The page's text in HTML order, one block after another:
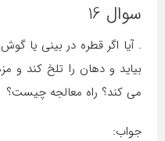
سوال 16
. آیا اگر قطره در بینی یا
بیاید و دهان را تلخ کند و
می کند؟ راه معالجه چیست؟
جواب: